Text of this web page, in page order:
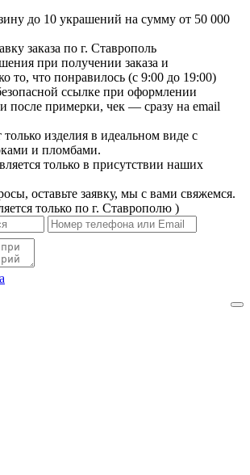
до 10 украшений на сумму от 50 000
заказа по г. Ставрополь
при получении заказа и
то, что понравилось (с 9:00 до 19:00)
ссылке при оформлении
после примерки, чек — сразу на email
изделия в идеальном виде с
и пломбами.
только в присутствии наших
оставьте заявку, мы с вами свяжемся.
только по г. Ставрополю )